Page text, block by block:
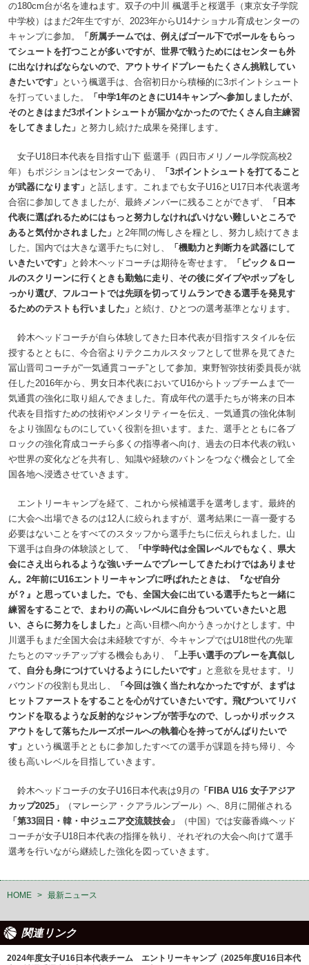
の180cm台が名を連ねます。双子の中川 楓選手と桜選手（東京女子学院
中学校）はまだ2年生ですが、2023年からU14ナショナル育成センターの
キャンプに参加。
「所属チームでは、例えばゴール下でボールをもらっ
てシュートを打つことが多いですが、世界で戦うためにはセンターも外
に出なければならないので、アウトサイドプレーもたくさん挑戦してい
きたいです」 という楓選手は、合宿初日から積極的に3ポイントシュート
を打っていました。
「中学1年のときにU14キャンプへ参加しましたが、
そのときはまだ3ポイントシュートが届かなかったのでたくさん自主練習
をしてきました」 と努力し続けた成果を発揮します。
女子U18日本代表を目指す山下 藍選手（四日市メリノール学院高校2
年）もポジションはセンターであり、
「3ポイントシュートを打てること
が武器になります」 と話します。これまでも女子U16とU17日本代表選考
合宿に参加してきましたが、最終メンバーに残ることができず、
「日本
代表に選ばれるためにはもっと努力しなければいけない難しいところで
あると気付かされました」 と2年間の悔しさを糧とし、努力し続けてきま
した。国内では大きな選手たちに対し、
「機動力と判断力を武器にして
いきたいです」 と鈴木ヘッドコーチは期待を寄せます。
「ピック＆ロー
ルのスクリーンに行くときも勤勉に走り、その後にダイブやポップをし
っかり選び、フルコートでは先頭を切ってリムランできる選手を発見す
るためのテストも行いました」 と続け、ひとつの選考基準となります。
鈴木ヘッドコーチが自ら体験してきた日本代表が目指すスタイルを伝
授するとともに、今合宿よりテクニカルスタッフとして世界を見てきた
冨山晋司コーチが“一気通貫コーチ”として参加。東野智弥技術委員長が就
任した2016年から、男女日本代表においてU16からトップチームまで一
気通貫の強化に取り組んできました。育成年代の選手たちが将来の日本
代表を目指すための技術やメンタリティーを伝え、一気通貫の強化体制
をより強固なものにしていく役割を担います。また、選手とともに各ブ
ロックの強化育成コーチら多くの指導者へ向け、過去の日本代表の戦い
や世界の変化などを共有し、知識や経験のバトンをつなぐ機会として全
国各地へ浸透させていきます。
エントリーキャンプを経て、これから候補選手を選考します。最終的
に大会へ出場できるのは12人に絞られますが、選考結果に一喜一憂する
必要はないことをすべてのスタッフから選手たちに伝えられました。山
下選手は自身の体験談として、
「中学時代は全国レベルでもなく、県大
会にさえ出られるような強いチームでプレーしてきたわけではありませ
ん。2年前にU16エントリーキャンプに呼ばれたときは、『なぜ自分
が？』と思っていました。でも、全国大会に出ている選手たちと一緒に
練習をすることで、まわりの高いレベルに自分もついていきたいと思
い、さらに努力をしました」 と高い目標へ向かうきっかけとします。中
川選手もまだ全国大会は未経験ですが、今キャンプではU18世代の先輩
たちとのマッチアップする機会もあり、
「上手い選手のプレーを真似し
て、自分も身につけていけるようにしたいです」 と意欲を見せます。リ
バウンドの役割も見出し、
「今回は強く当たれなかったですが、まずは
ヒットファーストをすることを心がけていきたいです。飛びついてリバ
ウンドを取るような反射的なジャンプが苦手なので、しっかりボックス
アウトをして落ちたルーズボールへの執着心を持ってがんばりたいで
す」 という楓選手とともに参加したすべての選手が課題を持ち帰り、今
後も高いレベルを目指していきます。
鈴木ヘッドコーチの女子U16日本代表は9月の 「FIBA U16 女子アジア
カップ2025」
（マレーシア・クアラルンプール）へ、8月に開催される
「第33回日・韓・中ジュニア交流競技会」
（中国）では安藤香織ヘッド
コーチが女子U18日本代表の指揮を執り、それぞれの大会へ向けて選手
選考を行いながら継続した強化を図っていきます。
HOME > 最新ニュース
関連リンク
2024年度女子U16日本代表チーム エントリーキャンプ（2025年度U16日本代